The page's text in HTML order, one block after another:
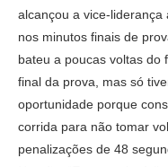
alcançou a vice-
nos minutos finais de
bateu a poucas voltas do
final da prova, mas só
oportunidade porque
corrida para não tomar
penalizações de 48